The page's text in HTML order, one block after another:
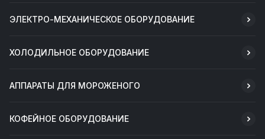
ЭЛЕКТРО-МЕХАНИЧЕСКОЕ ОБОРУДОВАНИЕ
ХОЛОДИЛЬНОЕ ОБОРУДОВАНИЕ
АППАРАТЫ ДЛЯ МОРОЖЕНОГО
КОФЕЙНОЕ ОБОРУДОВАНИЕ